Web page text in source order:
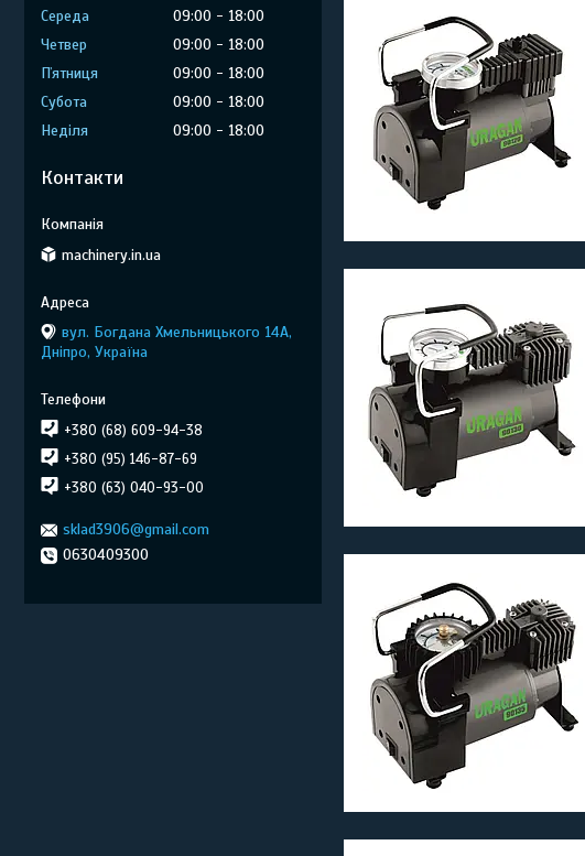
Середа
09:00
18:00
Четвер
09:00
18:00
Пʼятниця
09:00
18:00
Субота
09:00
18:00
Неділя
09:00 18:00
Контакти
machinery.in.ua
вул. Богдана Хмельницького 14А,
Дніпро, Україна
+380 (68) 609-94-38
+380 (95) 146-87-69
+380 (63) 040-93-00
sklad3906@gmail.com
0630409300